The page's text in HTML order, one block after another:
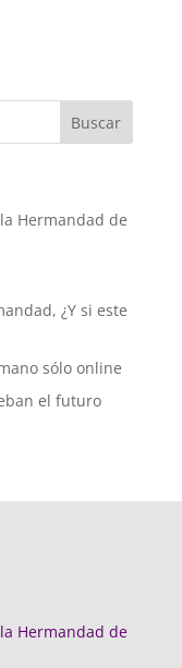
Hermandad de
¿Y si este
sólo online
el futuro
Hermandad de